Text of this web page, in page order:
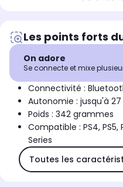
Les points forts
On adore
Se connecte et mixe
Connectivité :
Autonomie : jusqu'à
Poids : 342 grammes
Compatible : PS4, PS5,
Series
Toutes les